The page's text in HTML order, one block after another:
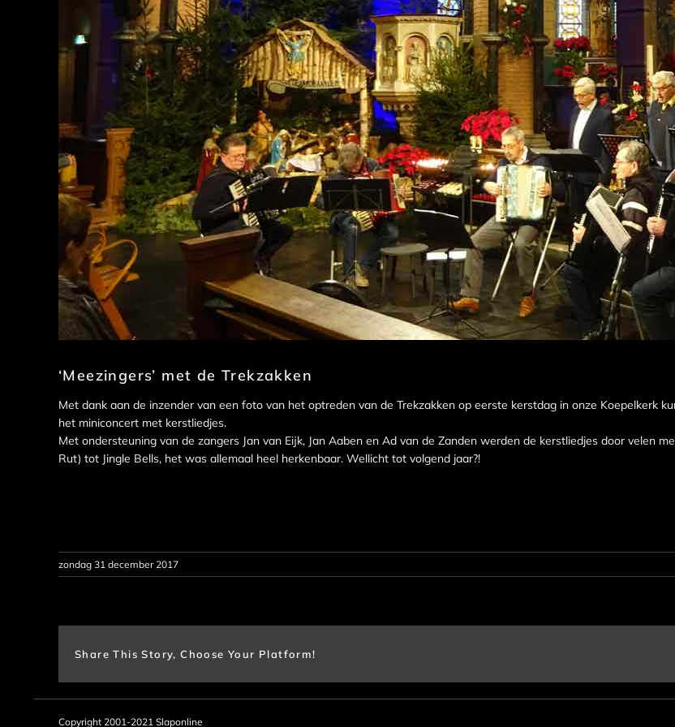
‘Meezingers’ met de Trekzakken
Met dank aan de inzender van een foto van het optreden van de Trekzakken op eerste kerstdag in onze Koepelkerk
het miniconcert met kerstliedjes.
Met ondersteuning van de zangers Jan van Eijk, Jan Aaben en Ad van de Zanden werden de kerstliedjes door velen
Rut) tot Jingle Bells, het was allemaal heel herkenbaar. Wellicht tot volgend jaar?!
zondag 31 december 2017
Share This Story, Choose Your Platform!
Copyright 2001-2021 Slaponline